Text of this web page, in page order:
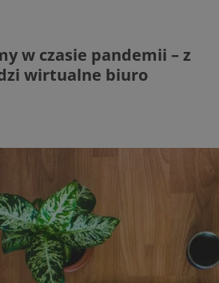
w czasie pandemii – z
wirtualne biuro